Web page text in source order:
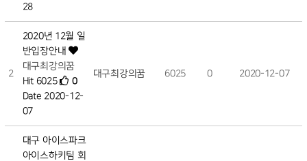
28
2
2020년 12월 일
반입장안내
대구최강의꿈
Hit 6025
0
Date 2020-12-
07
대구최강의꿈 6025 0 2020-12-07
대구 아이스파크
아이스하키팀 회